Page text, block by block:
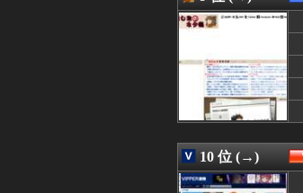
08/07 00:05
08/07 00:05
08/07 00:04
08/07 00:03
08/07 00:03
08/07 00:03
08/07 00:03
08/07 00:03
08/07 00:02
10 位 (→)